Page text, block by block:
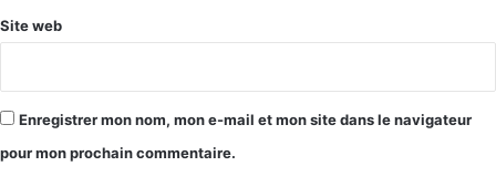
Site web
Enregistrer mon nom, mon e-mail et mon site dans le navigateur
pour mon prochain commentaire.